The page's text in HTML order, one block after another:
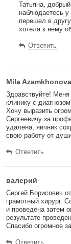
Татьяна,
наблюдаетесь у
перешел в
хотела к нему
Ответить
Mila Azamkhonova
Здравствуйте!
клинику с
Хочу выразить
Сергеевичу за
удалена, яичник
свою работу от
Ответить
валерий
Сергей Борисович
грамотный хирург.
и проведена затем
результате
Спасибо огромное
Ответить